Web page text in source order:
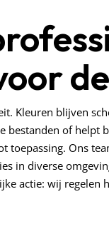
Kleuren blijven
bestanden of helpt
toepassing. Ons
in diverse
actie: wij regelen